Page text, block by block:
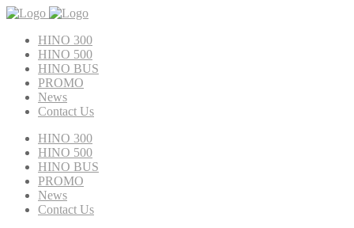
HINO 300
HINO 500
HINO BUS
PROMO
News
Contact Us
HINO 300
HINO 500
HINO BUS
PROMO
News
Contact Us